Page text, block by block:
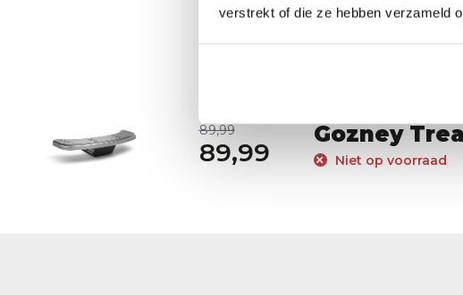
verstrekt of die ze hebben verzameld
89,99
89,99
Gozney
Niet op voorraad